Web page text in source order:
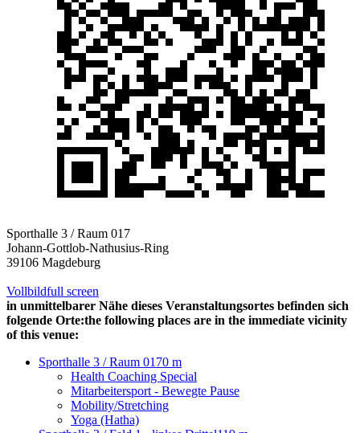
Sporthalle 3 / Raum 017
Johann-Gottlob-Nathusius-Ring
39106 Magdeburg
Vollbildfull screen
in unmittelbarer Nähe dieses Veranstaltungsortes befinden sich
folgende Orte:the following places are in the immediate vicinity
of this venue:
Sporthalle 3 / Raum 0170 m
Health Coaching Special
Mitarbeitersport - Bewegte Pause
Mobility/Stretching
Yoga (Hatha)